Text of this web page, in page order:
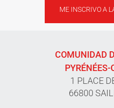
ME INSCRIVO A
COMUNIDAD
PYRÉNÉES-
1 PLACE
66800